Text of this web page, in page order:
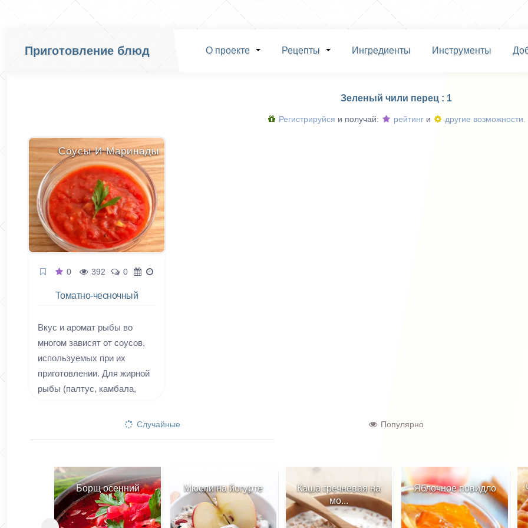
Приготовление блюд О проекте Рецепты Ингредиенты Инструменты
Зеленый чили перец : 1
Регистрируйся и получай: рейтинги другие возможности.
Соусы И Маринады
0 392 0
Томатно-чесночный
Вкус и аромат рыбы во
многом зависят от соусов,
используемых при их
приготовлении. Для жирной
рыбы (палтус, камбала,
соус - прекрасное
дополнение к рыбным
блюдам. Его обычно подают
к отварной, жареной или
Случайные Популярно
Борщ осенний Мюсли на йогурте
Каша гречневая на
мо...
Яблочное повидло